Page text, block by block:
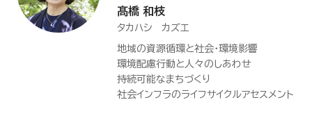
髙橋 和枝
タカハシ カズエ
地域の資源循環と社会・環境影響
環境配慮行動と人々のしあわせ
持続可能なまちづくり
社会インフラのライフサイクルアセスメント